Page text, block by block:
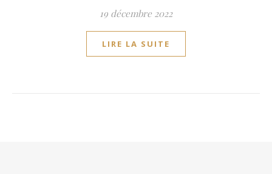
19 décembre 2022
LIRE LA SUITE